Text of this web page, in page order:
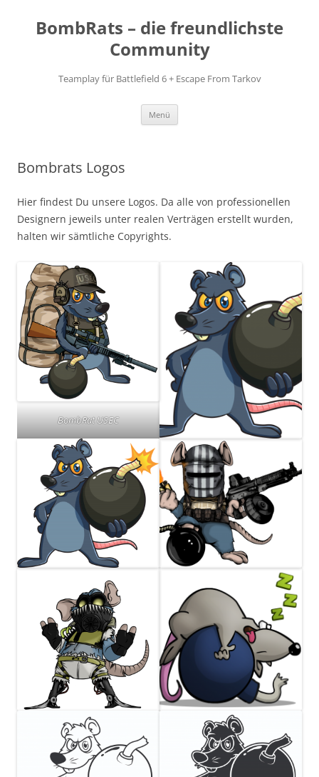
springen
BombRats – die freundlichste
Community
Teamplay für Battlefield 6 + Escape From Tarkov
Menü
Bombrats Logos
Hier findest Du unsere Logos. Da alle von professionellen
Designern jeweils unter realen Verträgen erstellt wurden,
halten wir sämtliche Copyrights.
BombRat USEC